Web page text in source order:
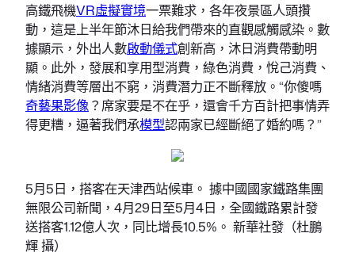
高鐵飛機VR虛擬實境一票難求，各年夜景區人頭攢
動，這是上半年節沐日給我們帶來的直觀感觸感染。數
據顯示，外出人數啟動儀式創新高，沐日消費帶動明
顯。此外，發展和享用型消費，綠色消費，悅己消費、
情緒消費等層出不窮，消費潛力正不斷釋放。“你傻嗎
奇藝果影像？席家要是不在乎，還會千方百計把事情弄
得更糟，逼著我們承模型認兩家已經斷絕了婚約嗎？”
5月5日，搭客在天津西站候車。 據中國國家鐵路集團
無限公司新聞，4月29日至5月4日，全國鐵路累計發
送搭客1.12億人次，同比增長10.5%。 新華社發（杜鵬
輝 攝）